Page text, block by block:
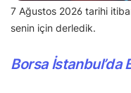
7 Ağustos 2026 tarihi
senin için derledik.
Borsa İstanbul’da